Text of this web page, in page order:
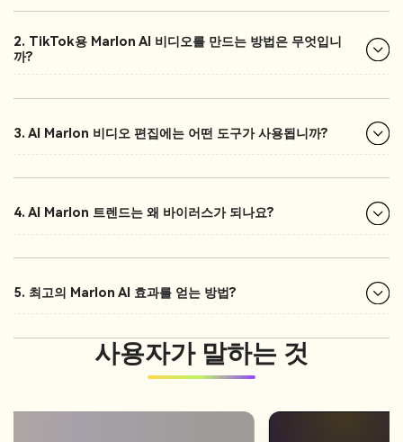
2. TikTok용 Marlon AI 비디오를 만드는 방법은 무엇입니
까?
3. AI Marlon 비디오 편집에는 어떤 도구가 사용됩니까?
4. AI Marlon 트렌드는 왜 바이러스가 되나요?
5. 최고의 Marlon AI 효과를 얻는 방법?
사용자가 말하는 것